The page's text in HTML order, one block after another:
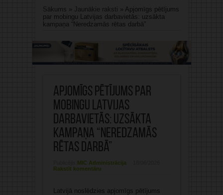
Sākums » Jaunākie raksti » Apjomīgs pētījums
par mobingu Latvijas darbavietās: uzsākta
kampaņa “Neredzamās rētas darbā”
Apjomīgs pētījums par
mobingu Latvijas
darbavietās: uzsākta
kampaņa “Neredzamās
rētas darbā”
MIC Administrācija
Rakstīt komentāru
Latvijā noslēdzies apjomīgs pētījums